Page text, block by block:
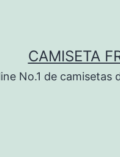
CAMISETA
No.1 de